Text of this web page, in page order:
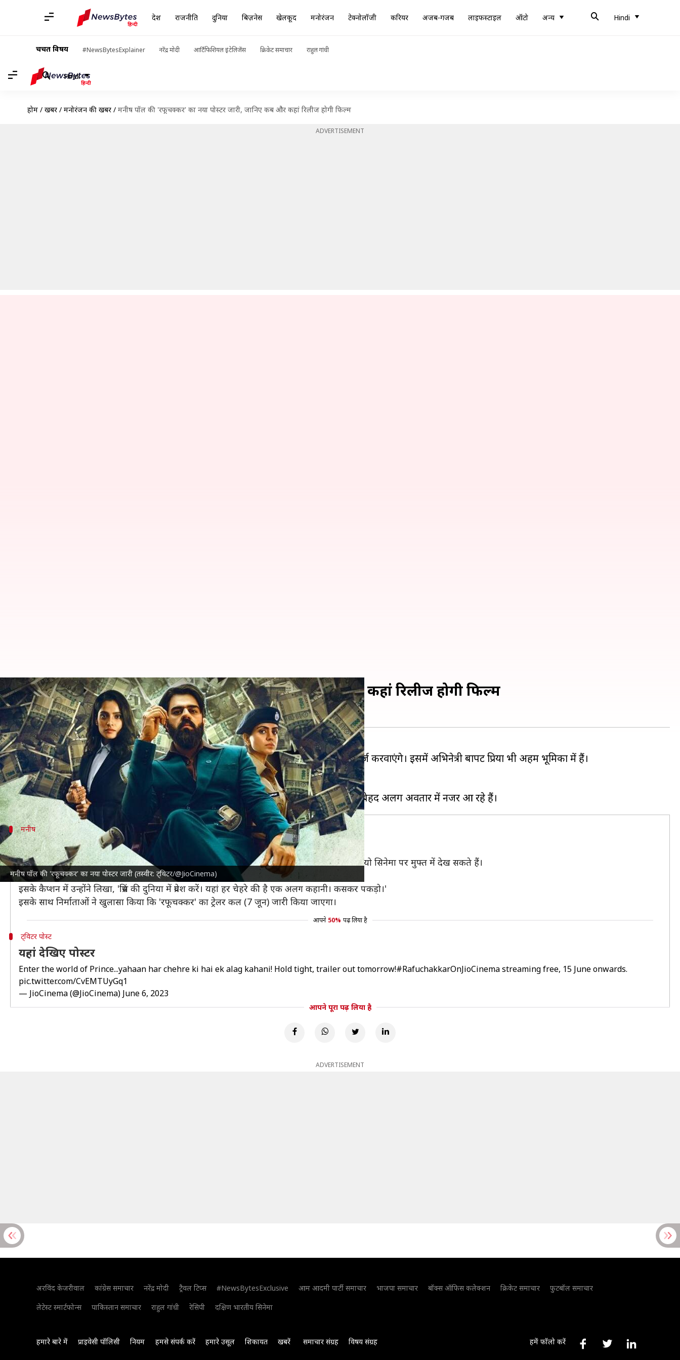
देश राजनीति दुनिया बिज़नेस खेलकूद मनोरंजन टेक्नोलॉजी करियर अजब-गजब लाइफस्टाइल ऑटो अन्य Hindi
चर्चित विषय #NewsBytesExplainer नरेंद्र मोदी आर्टिफिशियल इंटेलिजेंस क्रिकेट समाचार राहुल गांधी
Hindi
होम / खबरें / मनोरंजन की खबरें / मनीष पॉल की 'रफूचक्कर' का नया पोस्टर जारी, जानिए कब और कहां रिलीज होगी फिल्म
ADVERTISEMENT
मनीष पॉल की 'रफूचक्कर' का नया पोस्टर जारी (तस्वीर: ट्विटर/@JioCinema)
मनीष पॉल की 'रफूचक्कर' का नया पोस्टर जारी, जानिए कब और कहां रिलीज होगी फिल्म
लेखन दीक्षा शर्मा Jun 06, 2023 05:00 pm
क्या है खबर?
बॉलीवुड के जाने-माने अभिनेता-होस्ट मनीष पॉलबहुत जल्द फिल्म 'रफूचक्कर' में अपनी मौजूदगी दर्ज करवाएंगे। इसमें अभिनेत्री बापट प्रिया भी अहम भूमिका में हैं।
इसका निर्देशन रितम श्रीवास्तव ने किया है।
यह सीरीज इसलिए भी खास है क्योंकि मनीष 'रफूचक्कर' के जरिए अपना OTT डेब्यू करने वाले हैं।
मनीष
7 जून को रिलीज होगा 'रफूचक्कर' का ट्रेलर
'रफूचक्कर' का प्रीमियर OTT प्लेटफॉर्मजियो सिनेमा
पर किया जाएगा। इस सीरीज को आप 15 जून से जियो सिनेमा पर मुफ्त में देख सकते हैं।
जियो सिनेमा ने अपने आधिकारिक ट्विटर पर फिल्म का पोस्टर जारी किया है।
इसके कैप्शन में उन्होंने लिखा, 'प्रिंस की दुनिया में प्रवेश करें। यहां हर चेहरे की है एक अलग कहानी। कसकर पकड़ो।'
इसके साथ निर्माताओं ने खुलासा किया कि 'रफूचक्कर' का ट्रेलर कल (7 जून) जारी किया जाएगा।
आपने 50% पढ़ लिया है
ट्विटर पोस्ट
यहां देखिए पोस्टर
Enter the world of Prince...yahaan har chehre ki hai ek alag kahani! Hold tight, trailer out tomorrow!#RafuchakkarOnJioCinemastreaming free, 15 June onwards.
pic.twitter.com/CvEMTUyGq1
— JioCinema (@JioCinema) June 6, 2023
आपने पूरा पढ़ लिया है
ADVERTISEMENT
अरविंद केजरीवाल कांग्रेस समाचार नरेंद्र मोदी ट्रैवल टिप्स #NewsBytesExclusive आम आदमी पार्टी समाचार भाजपा समाचार बॉक्स ऑफिस कलेक्शन क्रिकेट समाचार
फुटबॉल समाचार
लेटेस्ट स्मार्टफोन्स
पाकिस्तान समाचार राहुल गांधी रेसिपी दक्षिण भारतीय सिनेमा
हमारे बारे में प्राइवेसी पॉलिसी नियम हमसे संपर्क करें हमारे उसूल शिकायत खबरें समाचार संग्रह विषय संग्रह हमें फॉलो करें